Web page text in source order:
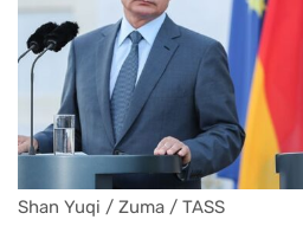
Shan Yuqi / Zuma / TASS